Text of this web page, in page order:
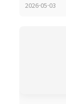
2026-05-03